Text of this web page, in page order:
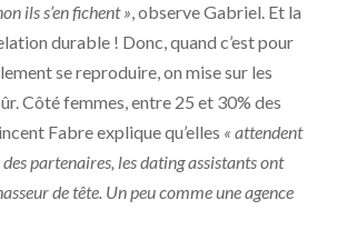
ils s’en fichent », observe Gabriel. Et la
durable ! Donc, quand c’est pour
se reproduire, on mise sur les
Côté femmes, entre 25 et 30% des
Fabre explique qu’elles « attendent
partenaires, les dating assistants ont
de tête. Un peu comme une agence